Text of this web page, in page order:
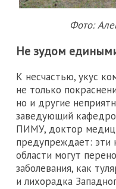
Фото:
Не зудом
К несчастью, укус
не только
но и другие
заведующий
ПИМУ, доктор
предупреждает: эти
области могут
заболевания, как
и лихорадка